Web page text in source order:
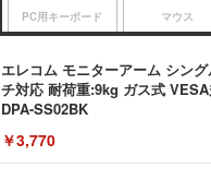
エレコム モニターアーム シン
チ対応 耐荷重:9kg ガス式
DPA-SS02BK
￥3,770
PC用キーボード マウス